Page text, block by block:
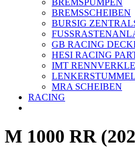
BREMSPUMPEN
BREMSSCHEIBEN
BURSIG
GB RACING
HESI RACING
IMT
LENKERSTUMMEL
MRA SCHEIBEN
RACING
M 1000 RR